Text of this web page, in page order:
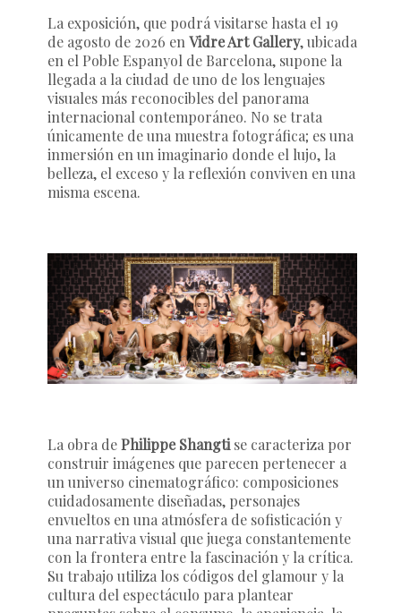
La exposición, que podrá visitarse hasta el 19
de agosto de 2026 en Vidre Art Gallery, ubicada
en el Poble Espanyol de Barcelona, supone la
llegada a la ciudad de uno de los lenguajes
visuales más reconocibles del panorama
internacional contemporáneo. No se trata
únicamente de una muestra fotográfica; es una
inmersión en un imaginario donde el lujo, la
belleza, el exceso y la reflexión conviven en una
misma escena.
La obra dePhilippe Shangtise caracteriza por
construir imágenes que parecen pertenecer a
un universo cinematográfico: composiciones
cuidadosamente diseñadas, personajes
envueltos en una atmósfera de sofisticación y
una narrativa visual que juega constantemente
con la frontera entre la fascinación y la crítica.
Su trabajo utiliza los códigos del glamour y la
cultura del espectáculo para plantear